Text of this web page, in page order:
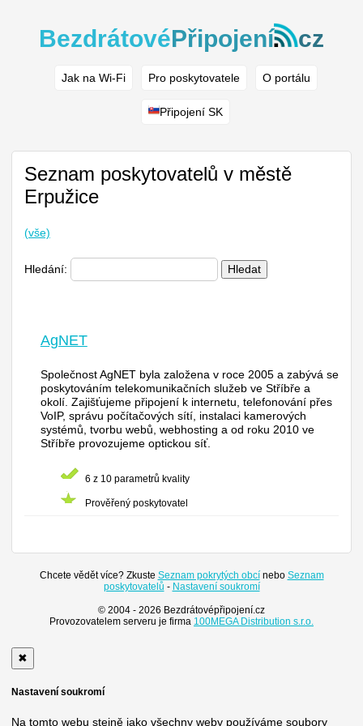
BezdrátovéPřipojení cz
Jak na Wi-Fi Pro poskytovatele O portálu
Připojení SK
Seznam poskytovatelů v městě
Erpužice
(vše)
Hledání: Hledat
AgNET
Společnost AgNET byla založena v roce 2005 a zabývá se
poskytováním telekomunikačních služeb ve Stříbře a
okolí. Zajišťujeme připojení k internetu, telefonování přes
VoIP, správu počítačových sítí, instalaci kamerových
systémů, tvorbu webů, webhosting a od roku 2010 ve
Stříbře provozujeme optickou síť.
6 z 10 parametrů kvality
Prověřený poskytovatel
Chcete vědět více? Zkuste Seznam pokrytých obcínebo Seznam
poskytovatelů - Nastavení soukromí
© 2004 - 2026 Bezdrátovépřipojení.cz
Provozovatelem serveru je firma 100MEGA Distribution s.r.o.
✖
Nastavení soukromí
Na tomto webu stejně jako všechny weby používáme soubory